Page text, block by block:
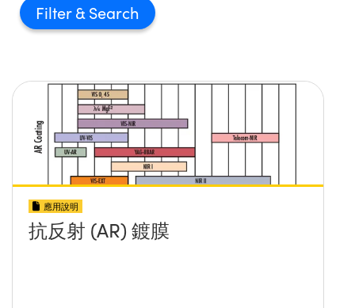
Filter
應用說明
抗反射 (AR) 鍍膜